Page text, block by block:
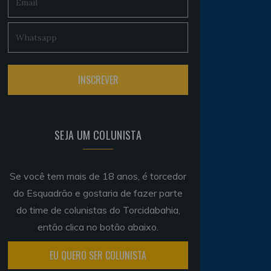
SEJA UM COLUNISTA
Se você tem mais de 18 anos, é torcedor
do Esquadrão e gostaria de fazer parte
do time de colunistas do Torcidabahia,
então clica no botão abaixo.
EU QUERO SER COLUNISTA